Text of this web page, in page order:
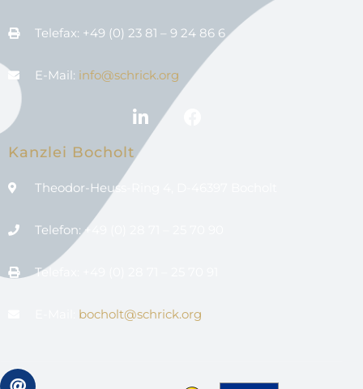
Telefax: +49 (0) 23 81 – 9 24 86 6
E-Mail: info@schrick.org
Kanzlei Bocholt
Theodor-Heuss-Ring 4, D-46397 Bocholt
Telefon: +49 (0) 28 71 – 25 70 90
Telefax: +49 (0) 28 71 – 25 70 91
bocholt@schrick.org